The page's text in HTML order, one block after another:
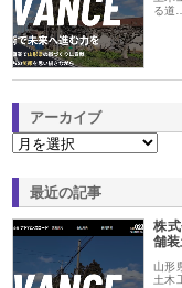
る道…
アーカイブ
最近の記事
株
舗
山形
土木